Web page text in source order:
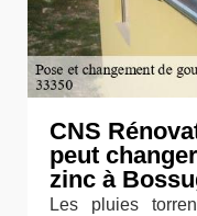
CNS
peut
zinc à
Les pluies